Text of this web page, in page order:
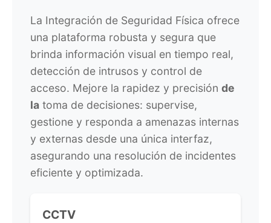
La Integración de Seguridad Física ofrece
una plataforma robusta y segura que
brinda información visual en tiempo real,
detección de intrusos y control de
acceso. Mejore la rapidez y precisión de
la toma de decisiones: supervise,
gestione y responda a amenazas internas
y externas desde una única interfaz,
asegurando una resolución de incidentes
eficiente y optimizada.
CCTV